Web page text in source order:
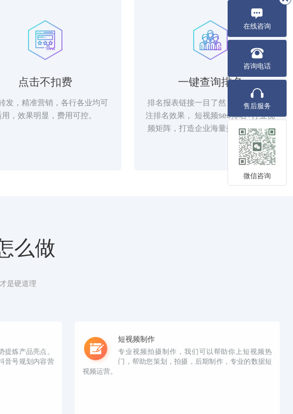
点击不扣费
发，精准营销，各行各业均可
用，效果明显，费用可控。
一键查询排名
排名报表链接一目了然，随时随地关
注排名效果， 短视频seo排名+行业视
频矩阵，打造企业海量排名曝光引流
么做
是硬道理
提炼产品亮点。
音号规划内容营
短视频制作
专业视频拍摄制作，我们可以帮助你上短视频热
门，帮助您策划，拍摄，后期制作，专业的数据短
视频运营。
在线咨询
咨询电话
售后服务
微信咨询